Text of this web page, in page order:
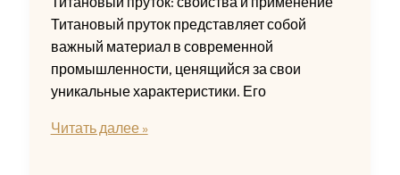
Титановый пруток представляет собой
важный материал в современной
промышленности, ценящийся за свои
уникальные характеристики. Его
Титановый
Читать далее »